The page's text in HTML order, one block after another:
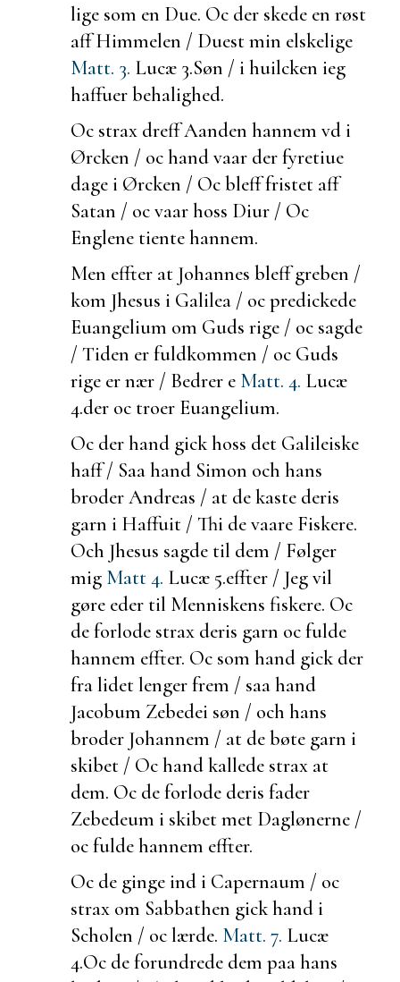
lige som en Due. Oc der skede en røst
aff Himmelen / Duest min elskelige
Matt. 3. Lucæ 3.Søn / i huilcken ieg
haffuer behalighed.
Oc strax dreff Aanden hannem vd i
Ørcken / oc hand vaar der fyretiue
dage i Ørcken / Oc bleff fristet aff
Satan / oc vaar hoss Diur / Oc
Englene tiente hannem.
Men effter at Johannes bleff greben /
kom Jhesus i Galilea / oc predickede
Euangelium om Guds rige / oc sagde
/ Tiden er fuldkommen / oc Guds
rige er nær / Bedrer e Matt. 4. Lucæ
4.der oc troer Euangelium.
Oc der hand gick hoss det Galileiske
haff / Saa hand Simon och hans
broder Andreas / at de kaste deris
garn i Haffuit / Thi de vaare Fiskere.
Och Jhesus sagde til dem / Følger
mig Matt 4. Lucæ 5.effter / Jeg vil
gøre eder til Menniskens fiskere. Oc
de forlode strax deris garn ocfulde
hannem effter. Oc som hand gick der
fra lidet lenger frem / saa hand
Jacobum Zebedei søn / och hans
broder Johannem / at de bøte garn i
skibet / Oc hand kallede strax at
dem. Oc de forlode deris fader
Zebedeum i skibet met Daglønerne /
ocfulde hannem effter.
Oc de ginge ind i Capernaum / oc
strax om Sabbathen gick hand i
Scholen / oc lærde. Matt. 7. Lucæ
4.Oc de forundrede dem paa hans